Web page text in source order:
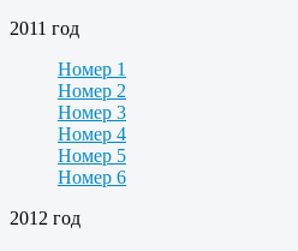
2011 год
Номер 1
Номер 2
Номер 3
Номер 4
Номер 5
Номер 6
2012 год